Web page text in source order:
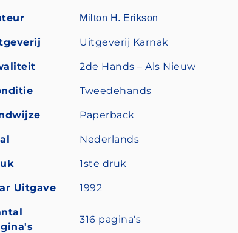
Milton H. Erikson
Uitgeverij Karnak
2de Hands – Als Nieuw
Tweedehands
Paperback
Nederlands
1ste druk
Uitgave 1992
316 pagina's